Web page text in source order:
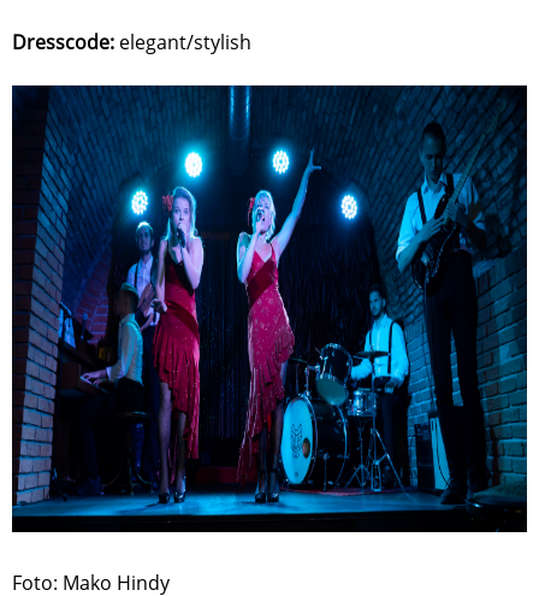
Dresscode: elegant/stylish
Foto: Mako Hindy